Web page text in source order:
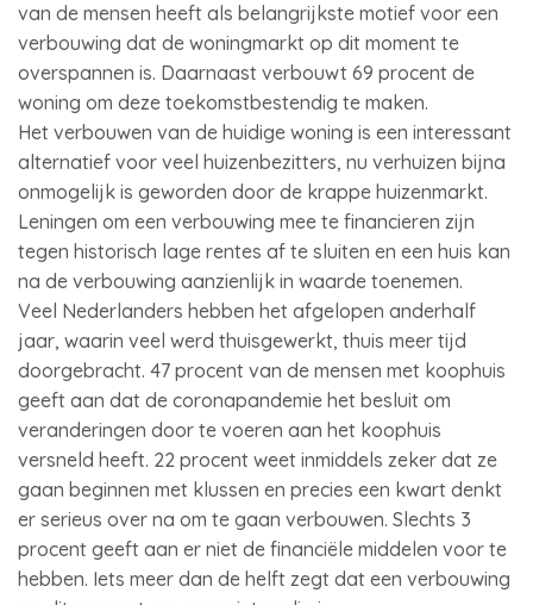
van de mensen heeft als belangrijkste motief voor een
verbouwing dat de woningmarkt op dit moment te
overspannen is. Daarnaast verbouwt 69 procent de
woning om deze toekomstbestendig te maken.
Het verbouwen van de huidige woning is een interessant
alternatief voor veel huizenbezitters, nu verhuizen bijna
onmogelijk is geworden door de krappe huizenmarkt.
Leningen om een verbouwing mee te financieren zijn
tegen historisch lage rentes af te sluiten en een huis kan
na de verbouwing aanzienlijk in waarde toenemen.
Veel Nederlanders hebben het afgelopen anderhalf
jaar, waarin veel werd thuisgewerkt, thuis meer tijd
doorgebracht. 47 procent van de mensen met koophuis
geeft aan dat de coronapandemie het besluit om
veranderingen door te voeren aan het koophuis
versneld heeft. 22 procent weet inmiddels zeker dat ze
gaan beginnen met klussen en precies een kwart denkt
er serieus over na om te gaan verbouwen. Slechts 3
procent geeft aan er niet de financiële middelen voor te
hebben. Iets meer dan de helft zegt dat een verbouwing